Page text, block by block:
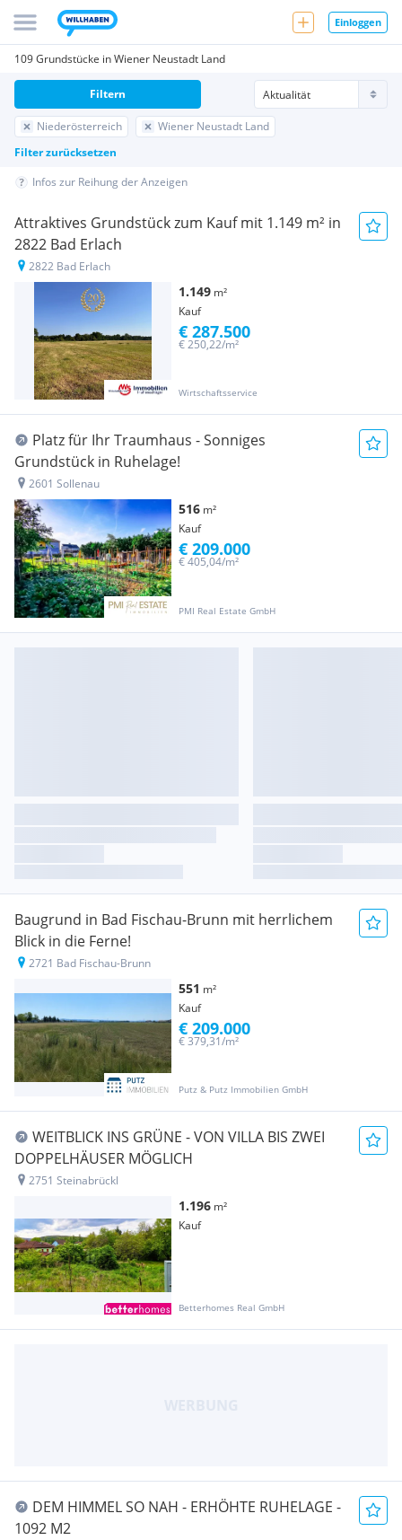
Einloggen
109 Grundstücke in Wiener Neustadt Land
Niederösterreich
Wiener Neustadt Land
Filter zurücksetzen
Filtern
Infos zur Reihung der Anzeigen
Attraktives Grundstück zum Kauf mit 1.149 m² in
2822 Bad Erlach
2822 Bad Erlach
1.149 m²
Kauf
Wirtschaftsservice
€ 250,22/m²
€ 287.500
Platz für Ihr Traumhaus - Sonniges
Grundstück in Ruhelage!
2601 Sollenau
516 m²
Kauf
PMI Real Estate GmbH
€ 405,04/m²
€ 209.000
Baugrund in Bad Fischau-Brunn mit herrlichem
Blick in die Ferne!
2721 Bad Fischau-Brunn
551 m²
Kauf
Putz & Putz Immobilien GmbH
€ 379,31/m²
€ 209.000
WEITBLICK INS GRÜNE - VON VILLA BIS ZWEI
DOPPELHÄUSER MÖGLICH
2751 Steinabrückl
1.196 m²
Kauf
Betterhomes Real GmbH
DEM HIMMEL SO NAH - ERHÖHTE RUHELAGE -
1092 M2